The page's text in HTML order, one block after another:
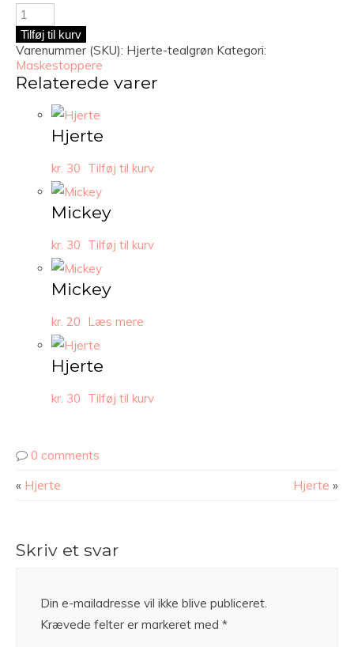
Tilføj til kurv
Varenummer (SKU): Hjerte-tealgrøn Kategori:
Maskestoppere
Relaterede varer
Hjerte
kr. 30 Tilføj til kurv
Mickey
kr. 30 Tilføj til kurv
Mickey
kr. 20 Læs mere
Hjerte
kr. 30 Tilføj til kurv
0 comments
« Hjerte Hjerte »
Skriv et svar
Din e-mailadresse vil ikke blive publiceret.
Krævede felter er markeret med *